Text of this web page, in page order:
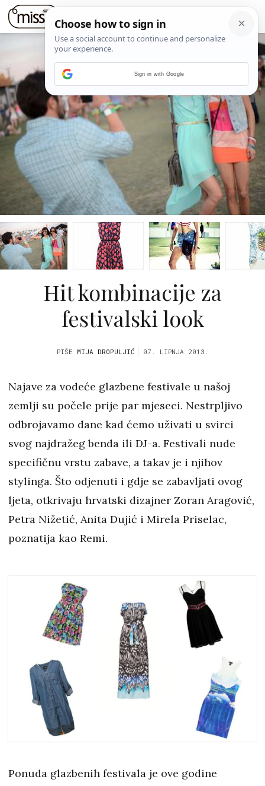
Hit kombinacije za
festivalski look
PIŠE MIJA DROPULJIĆ 07. LIPNJA 2013.
Najave za vodeće glazbene festivale u našoj
zemlji su počele prije par mjeseci. Nestrpljivo
odbrojavamo dane kad ćemo uživati u svirci
svog najdražeg benda ili DJ-a. Festivali nude
specifičnu vrstu zabave, a takav je i njihov
stylinga. Što odjenuti i gdje se zabavljati ovog
ljeta, otkrivaju hrvatski dizajner Zoran Aragović,
Petra Nižetić, Anita Dujić i Mirela Priselac,
poznatija kao Remi.
Ponuda glazbenih festivala je ove godine
Sign in with Google